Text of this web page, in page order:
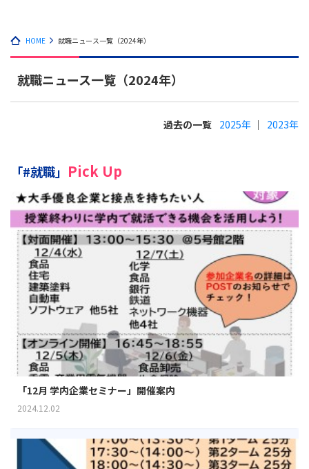
HOME 就職ニュース一覧（2024年）
就職ニュース一覧（2024年）
過去の一覧 2025年 2023年
「#就職」 Pick Up
「12月 学内企業セミナー」開催案内
2024.12.02